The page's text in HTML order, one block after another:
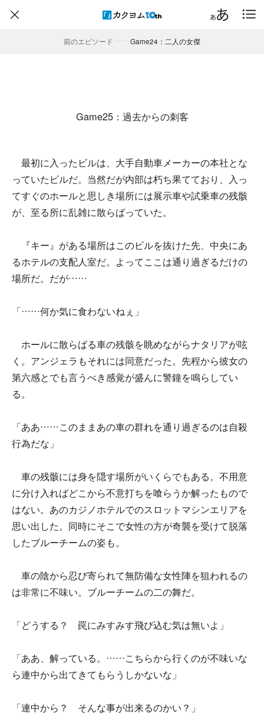
前のエピソード
―― Game24：二人の女傑
Game25：過去からの刺客
最初に入ったビルは、大手自動車メーカーの本社とな
っていたビルだ。当然だが内部は朽ち果てており、入っ
てすぐのホールと思しき場所には展示車や試乗車の残骸
が、至る所に乱雑に散らばっていた。
『キー』がある場所はこのビルを抜けた先、中央にあ
るホテルの支配人室だ。よってここは通り過ぎるだけの
場所だ。だが……
「……何か気に食わないねぇ」
ホールに散らばる車の残骸を眺めながらナタリアが呟
く。アンジェラもそれには同意だった。先程から彼女の
第六感とでも言うべき感覚が盛んに警鐘を鳴らしてい
る。
「ああ……このままあの車の群れを通り過ぎるのは自殺
行為だな」
車の残骸には身を隠す場所がいくらでもある。不用意
に分け入ればどこから不意打ちを喰らうか解ったもので
はない。あのカジノホテルでのスロットマシンエリアを
思い出した。同時にそこで女性の方が奇襲を受けて脱落
したブルーチームの姿も。
車の陰から忍び寄られて無防備な女性陣を狙われるの
は非常に不味い。ブルーチームの二の舞だ。
「どうする？ 罠にみすみす飛び込む気は無いよ」
「ああ、解っている。……こちらから行くのが不味いな
ら連中から出てきてもらうしかないな」
「連中から？ そんな事が出来るのかい？」